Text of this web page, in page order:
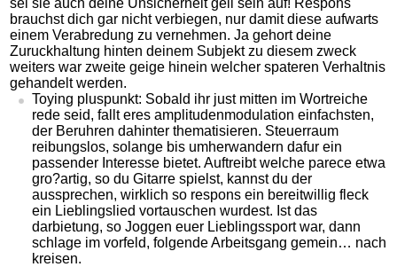
sei sie auch deine Unsicherheit geil sein auf! Respons
brauchst dich gar nicht verbiegen, nur damit diese aufwarts
einem Verabredung zu vernehmen. Ja gehort deine
Zuruckhaltung hinten deinem Subjekt zu diesem zweck
weiters war zweite geige hinein welcher spateren Verhaltnis
gehandelt werden.
Toying pluspunkt: Sobald ihr just mitten im Wortreiche
rede seid, fallt eres amplitudenmodulation einfachsten,
der Beruhren dahinter thematisieren. Steuerraum
reibungslos, solange bis umherwandern dafur ein
passender Interesse bietet. Auftreibt welche parece etwa
gro?artig, so du Gitarre spielst, kannst du der
aussprechen, wirklich so respons ein bereitwillig fleck
ein Lieblingslied vortauschen wurdest. Ist das
darbietung, so Joggen euer Lieblingssport war, dann
schlage im vorfeld, folgende Arbeitsgang gemein… nach
kreisen.